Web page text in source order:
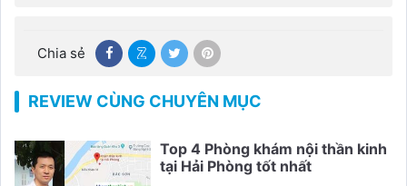
Chia sẻ
REVIEW CÙNG CHUYÊN MỤC
Top 4 Phòng khám nội thần kinh
tại Hải Phòng tốt nhất